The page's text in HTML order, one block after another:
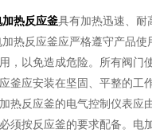
加热反应釜具有加热迅速、耐
反应釜应严格遵守产品使用
，以免造成危险。所有阀门
釜应安装在坚固、平整的工
热反应釜的电气控制仪表应
须按反应釜的要求配备。电